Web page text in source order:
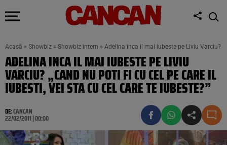
Acasă » Showbiz » Showbiz intern » Adelina inca il mai iubeste pe Liviu Varciu?
ADELINA INCA IL MAI IUBESTE PE LIVIU
VARCIU? „CAND NU POTI FI CU CEL PE CARE IL
IUBESTI, VEI STA CU CEL CARE TE IUBESTE?”
DE:CANCAN
22/02/2011 | 00:00